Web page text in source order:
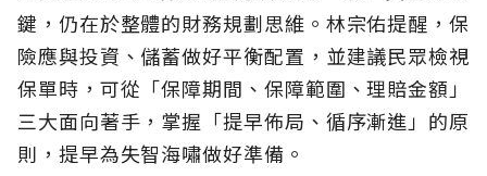
鍵，仍在於整體的財務規劃思維。 林宗佑提醒，保
險應與投資、儲蓄做好平衡配置，並建議民眾檢視
保單時，可從「保障期間、保障範圍、理賠金額」
三大面向著手，掌握「提早佈局、循序漸進」的原
則，提早為失智海嘯做好準備。